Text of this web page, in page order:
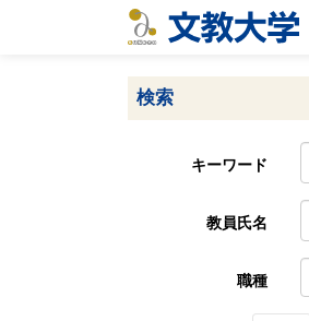
検索
キーワード
教員氏名
職種